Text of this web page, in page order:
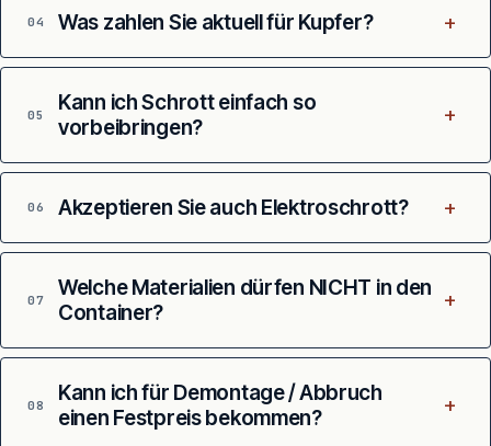
04 Was zahlen Sie aktuell für Kupfer? +
05
Kann ich Schrott einfach so
vorbeibringen?
+
06 Akzeptieren Sie auch Elektroschrott? +
07
Welche Materialien dürfen NICHT in den
Container?
+
08
Kann ich für Demontage / Abbruch
einen Festpreis bekommen?
+